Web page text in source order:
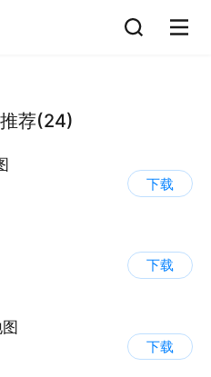
荐(24)
下载
下载
下载